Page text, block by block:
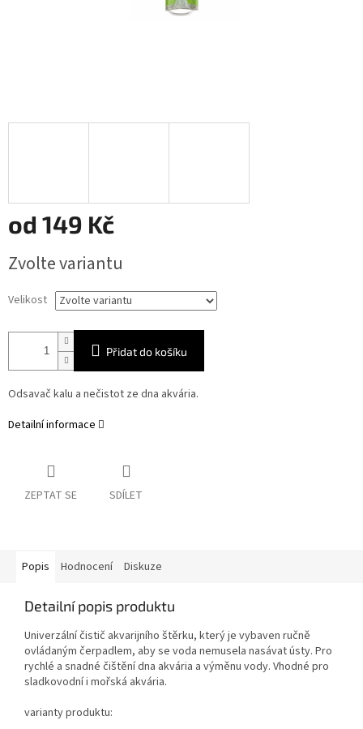
od 149 Kč
cena:
Zvolte variantu
Velikost
Přidat do košíku
Odsavač kalu a nečistot ze dna akvária.
Detailní informace
ZEPTAT SE SDÍLET
Popis Hodnocení Diskuze
Detailní popis produktu
Univerzální čistič akvarijního štěrku, který je vybaven ručně
ovládaným čerpadlem, aby se voda nemusela nasávat ústy. Pro
rychlé a snadné čištění dna akvária a výměnu vody. Vhodné pro
sladkovodní i mořská akvária.
varianty produktu: